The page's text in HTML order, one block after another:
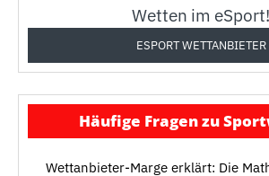
Wetten im eSport!
ESPORT WETTANBIETER
Häufige Fragen zu
Wettanbieter-Marge erklärt: Die